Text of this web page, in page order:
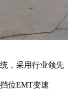
，采用行业领先
位EMT变速